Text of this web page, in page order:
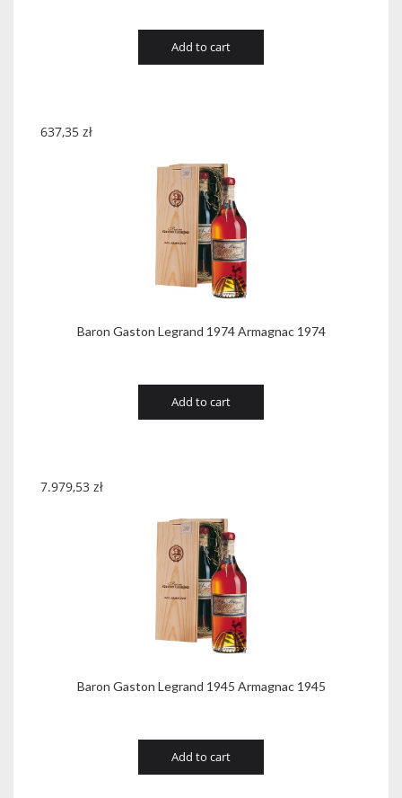
Add to cart
Baron Gaston Legrand 1974 Armagnac 1974
637,35 zł
Add to cart
Baron Gaston Legrand 1945 Armagnac 1945
7.979,53 zł
Add to cart